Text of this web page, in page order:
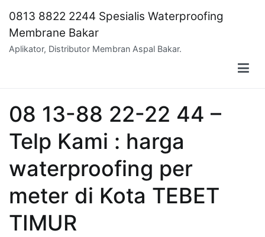
content
0813 8822 2244 Spesialis Waterproofing
Membrane Bakar
Aplikator, Distributor Membran Aspal Bakar.
08 13-88 22-22 44 –
Telp Kami : harga
waterproofing per
meter di Kota TEBET
TIMUR